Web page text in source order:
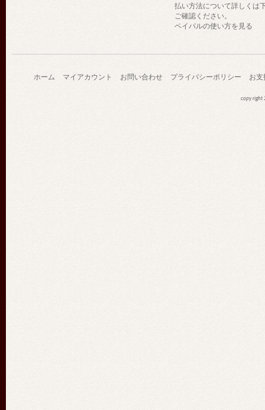
払い方法について詳しくは
ご確認ください。
ペイパルの使い方を見る
ホーム マイアカウント お問い合わせ プライバシーポリシー お支
copy right